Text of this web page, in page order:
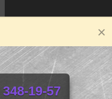
19-57